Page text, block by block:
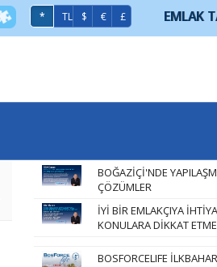
* TL $ € £ EMLAK
BOĞAZİÇİ'NDE
ÇÖZÜMLER
İYİ BİR EMLAKÇIYA
KONULARA DİKKAT
BOSFORCELIFE